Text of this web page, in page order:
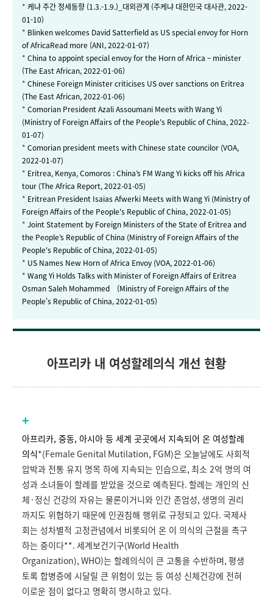
* 케냐 주간 정세동향 (1.3.-1.9.)_대외관계 (주케냐 대한민국 대사관, 2022-
01-10)
* Blinken welcomes David Satterfield as US special envoy for Horn
of AfricaRead more (ANI, 2022-01-07)
* China to appoint special envoy for the Horn of Africa – minister
(The East African, 2022-01-06)
* Chinese Foreign Minister criticises US over sanctions on Eritrea
(The East African, 2022-01-06)
* Comorian President Azali Assoumani Meets with Wang Yi
(Ministry of Foreign Affairs of the People's Republic of China, 2022-
01-07)
* Comorian president meets with Chinese state councilor (VOA,
2022-01-07)
* Eritrea, Kenya, Comoros : China’s FM Wang Yi kicks off his Africa
tour (The Africa Report, 2022-01-05)
* Eritrean President Isaias Afwerki Meets with Wang Yi (Ministry of
Foreign Affairs of the People's Republic of China, 2022-01-05)
* Joint Statement by Foreign Ministers of the State of Eritrea and
the People’s Republic of China (Ministry of Foreign Affairs of the
People's Republic of China, 2022-01-05)
* US Names New Horn of Africa Envoy (VOA, 2022-01-06)
* Wang Yi Holds Talks with Minister of Foreign Affairs of Eritrea
Osman Saleh Mohammed (Ministry of Foreign Affairs of the
People's Republic of China, 2022-01-05)
아프리카 내 여성할례의식 개선 현황
+
아프리카, 중동, 아시아 등 세계 곳곳에서 지속되어 온 여성할례
의식*(Female Genital Mutilation, FGM)은 오늘날에도 사회적
압박과 전통 유지 명목 하에 지속되는 인습으로, 최소 2억 명의 여
성과 소녀들이 할례를 받았을 것으로 예측된다. 할례는 개인의 신
체 · 정신 건강의 자유는 물론이거니와 인간 존엄성, 생명의 권리
까지도 위협하기 때문에 인권침해 행위로 규정되고 있다. 국제사
회는 성차별적 고정관념에서 비롯되어 온 이 의식의 근절을 촉구
하는 중이다**. 세계보건기구(World Health
Organization), WHO)는 할례의식이 큰 고통을 수반하며, 평생
토록 합병증에 시달릴 큰 위험이 있는 등 여성 신체건강에 전혀
이로운 점이 없다고 명확히 명시하고 있다.